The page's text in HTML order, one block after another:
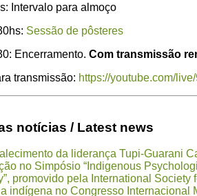
Intervalo para almoço
Sessão de pôsteres
Encerramento. Com transmissão
transmissão: https://youtube.com/
notícias / Latest news
da liderança Tupi-Guarani
no Simpósio “Indigenous
promovido pela International
indígena no Congresso Internacional